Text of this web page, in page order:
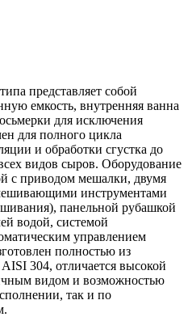
представляет собой
емкость, внутренняя ванна
для исключения
для полного цикла
и обработки сгустка до
видов сыров. Оборудование
с приводом мешалки, двумя
инструментами
панельной рубашкой
водой, системой
управлением
полностью из
304, отличается высокой
видом и возможностью
так и по